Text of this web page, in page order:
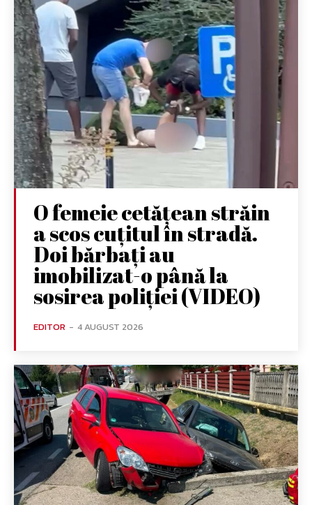
O femeie cetățean străin
a scos cuțitul în stradă.
Doi bărbați au
imobilizat-o până la
sosirea poliției (VIDEO)
EDITOR - 4 AUGUST 2026